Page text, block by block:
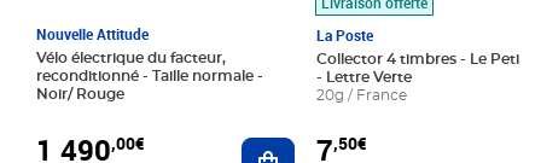
Nouvelle Attitude
Vélo électrique du facteur,
reconditionné - Taille normale -
Noir/ Rouge
1 490,00€ Ajouter au panier
La Poste
Collector 4 timbres - Le Petit
- Lettre Verte
20g / France
7,50€